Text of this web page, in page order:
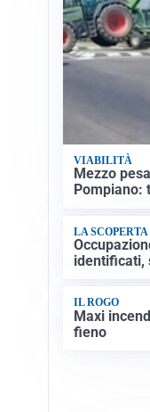
VIABILITÀ
Mezzo
Pompiano:
LA SCOPERTA
identificati,
IL ROGO
Maxi
fieno